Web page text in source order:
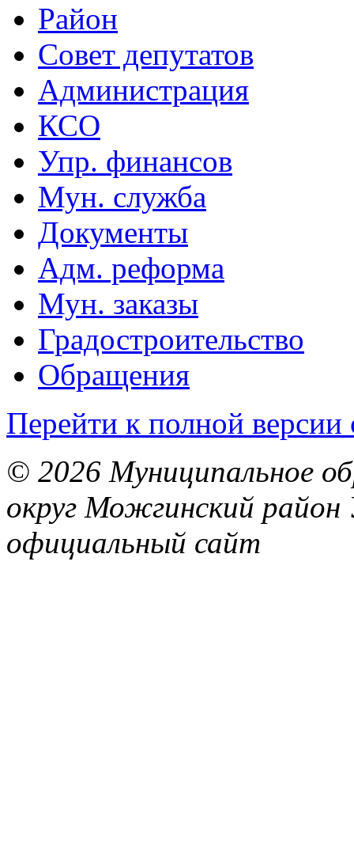
Район
Совет депутатов
Администрация
КСО
Упр. финансов
Мун. служба
Документы
Адм. реформа
Мун. заказы
Градостроительство
Обращения
Перейти к полной версии
© 2026 Муниципальное
округ Можгинский район
официальный сайт